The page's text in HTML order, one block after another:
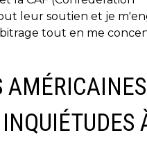
leur soutien et je
tout en me
AMÉRICAINES